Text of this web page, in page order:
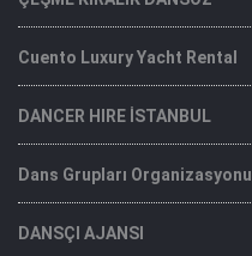
Cuento Luxury Yacht Rental
DANCER HIRE İSTANBUL
Dans Grupları Organizasyonu
DANSÇI AJANSI